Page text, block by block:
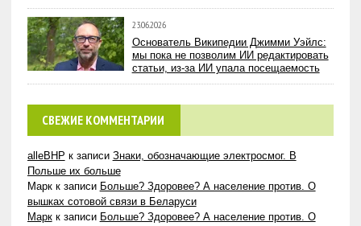
23.06.2026
Основатель Википедии Джимми Уэйлс:
мы пока не позволим ИИ редактировать
статьи, из-за ИИ упала посещаемость
СВЕЖИЕ КОММЕНТАРИИ
alleBHP к записи Знаки, обозначающие электросмог. В
Польше их больше
Маркк записи Больше? Здоровее? А население против. О
вышках сотовой связи в Беларуси
Маркк записи Больше? Здоровее? А население против. О